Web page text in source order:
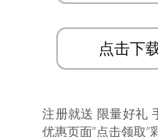
点击下
注册就送 限量好礼
优惠页面”点击领取”